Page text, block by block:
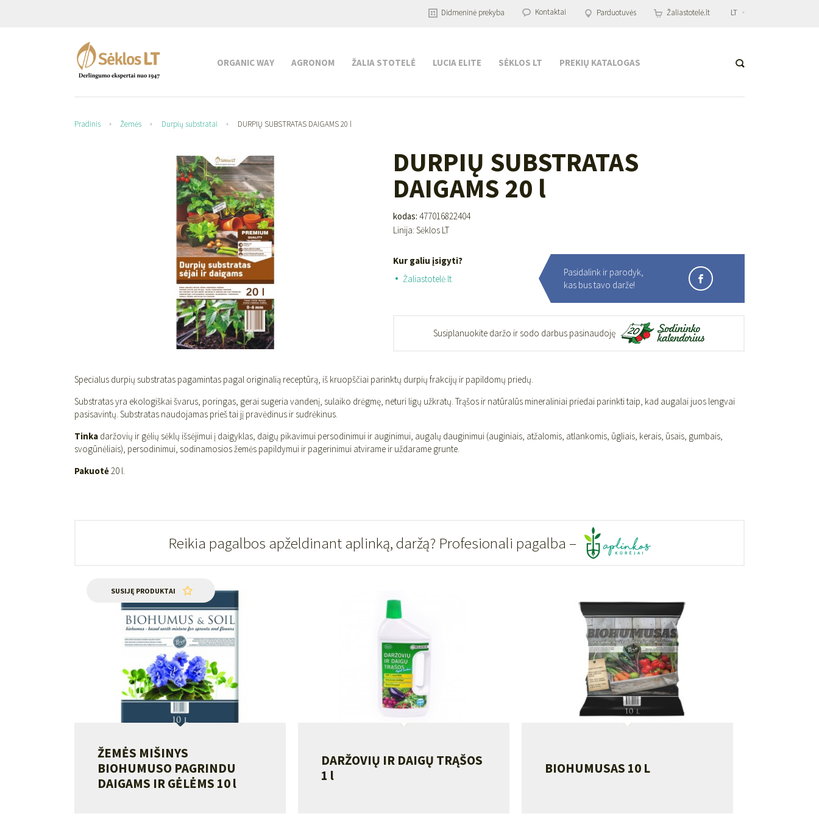
LT
Žaliastotelė.lt
Parduotuvės
Kontaktai
Didmeninė prekyba
ORGANIC WAY AGRONOM ŽALIA STOTELĖ LUCIA ELITE SĖKLOS LT PREKIŲ KATALOGAS
Pradinis Žemės Durpių substratai DURPIŲ SUBSTRATAS DAIGAMS 20 l
DURPIŲ SUBSTRATAS
DAIGAMS 20 l
kodas: 477016822404
Linija: Sėklos LT
Kur galiu įsigyti?
Žaliastotelė.lt
Pasidalink ir parodyk,
kas bus tavo darže!
Susiplanuokite daržo ir sodo darbus pasinaudoję
Specialus durpių substratas pagamintas pagal originalią receptūrą, iš kruopščiai parinktų durpių frakcijų ir papildomų priedų.
Substratas yra ekologiškai švarus, poringas, gerai sugeria vandenį, sulaiko drėgmę, neturi ligų užkratų. Trąšos ir natūralūs mineraliniai priedai parinkti taip, kad augalai juos lengvai
pasisavintų. Substratas naudojamas prieš tai jį pravėdinus ir sudrėkinus.
Tinka daržovių ir gėlių sėklų išsėjimui į daigyklas, daigų pikavimui persodinimui ir auginimui, augalų dauginimui (auginiais, atžalomis, atlankomis, ūgliais, kerais, ūsais, gumbais,
svogūnėliais), persodinimui, sodinamosios žemės papildymui ir pagerinimui atvirame ir uždarame grunte.
Pakuotė20 l.
Reikia pagalbos apželdinant aplinką, daržą? Profesionali pagalba –
SUSIJĘ PRODUKTAI
ŽEMĖS MIŠINYS
BIOHUMUSO PAGRINDU
DAIGAMS IR GĖLĖMS 10 l
DARŽOVIŲ IR DAIGŲ TRĄŠOS
1 l
BIOHUMUSAS 10 L